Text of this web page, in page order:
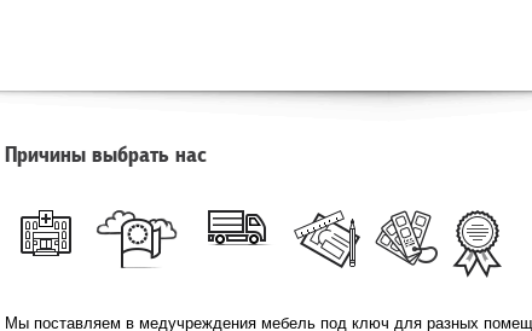
Причины выбрать нас
Мы поставляем в медучреждения мебель под ключ для разных